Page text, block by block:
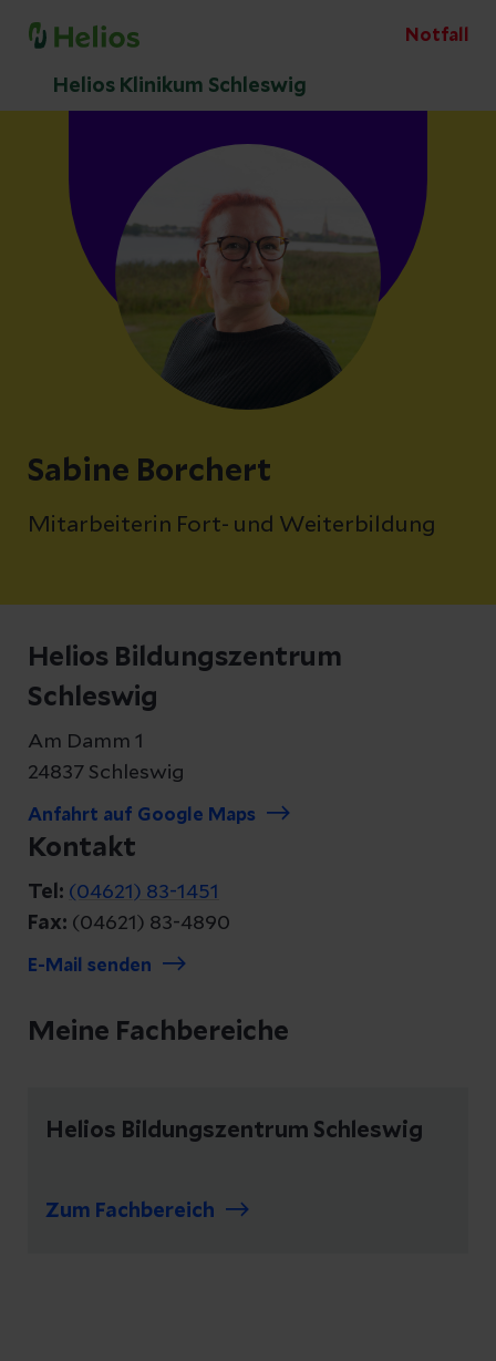
Notfall
Helios Klinikum Schleswig
Sabine Borchert
Mitarbeiterin Fort- und Weiterbildung
Helios Bildungszentrum
Schleswig
Am Damm 1
24837 Schleswig
Anfahrt auf Google Maps
Kontakt
Tel: (04621) 83-1451
Fax: (04621) 83-4890
E-Mail senden
Meine Fachbereiche
Helios Bildungszentrum Schleswig
Zum Fachbereich